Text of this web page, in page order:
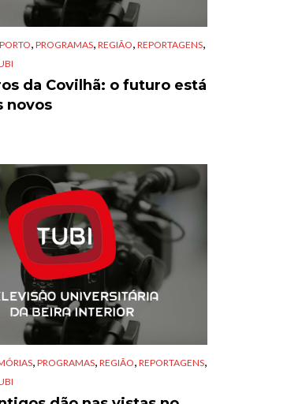
, PROGRAMAS, REGIÃO, REPORTAGENS,
da Covilhã: o futuro está
novos
, PROGRAMAS, REGIÃO, REPORTAGENS,